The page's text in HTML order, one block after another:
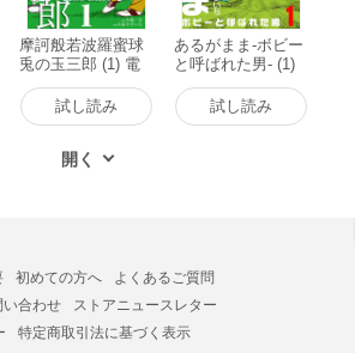
摩訶般若波羅蜜球
兎の玉三郎 (1) 電
子書籍版
試し読み
あるがまま-ボビー
と呼ばれた男- (1)
電子書籍版
試し読み
初めての方へ
よくあるご質問
い合わせ
ストアニュースレター
特定商取引法に基づく表示